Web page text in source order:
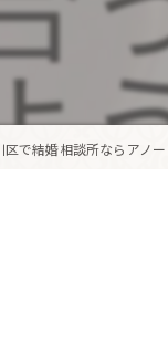
で結婚相談所ならアノ